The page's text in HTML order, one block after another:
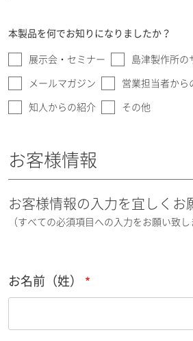
本製品を何でお知りになりましたか？
展示会・セミナー 島津製作所の
メールマガジン 営業担当者から
知人からの紹介 その他
お客様情報
お客様情報の入力を宜しくお
（すべての必須項目への入力をお願い致し
お名前（姓）